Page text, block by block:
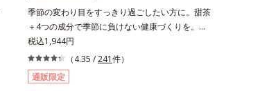
季節の変わり目をすっきり過ごしたい方に。甜茶
＋4つの成分で季節に負けない健康づくりを。
GODポリフェノールを含むバラ科の甜茶に加
え、3種の植物成分（シソ種子エキス、シジュウ
ムグァバエキス、黄杞葉エキス）とビタミンEを
配合しました。植物由来の成分が、やさしく作
税込1,944円
（4.35 /241件）
通販限定